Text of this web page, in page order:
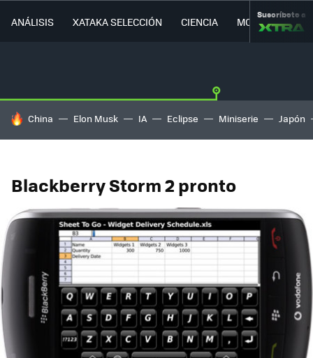
ANÁLISIS XATAKA SELECCIÓN CIENCIA MOVILIDAD
Suscríbete a
HOY SE HABLA DE
China Elon Musk IA Eclipse Miniserie Japón
Blackberry Storm 2 pronto